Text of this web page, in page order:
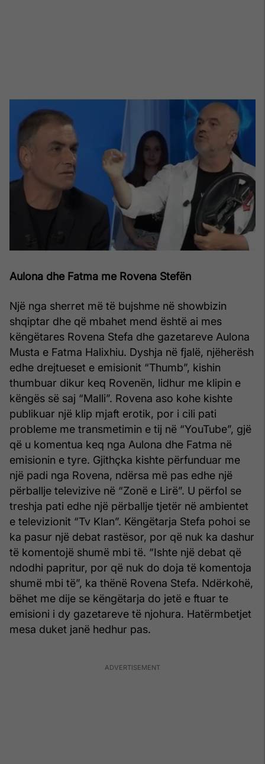
Aulona dhe Fatma me Rovena Stefën
Një nga sherret më të bujshme në showbizin
shqiptar dhe që mbahet mend është ai mes
këngëtares Rovena Stefa dhe gazetareve Aulona
Musta e Fatma Halixhiu. Dyshja në fjalë, njëherësh
edhe drejtueset e emisionit “Thumb”, kishin
thumbuar dikur keq Rovenën, lidhur me klipin e
këngës së saj “Malli”. Rovena aso kohe kishte
publikuar një klip mjaft erotik, por i cili pati
probleme me transmetimin e tij në “YouTube”, gjë
që u komentua keq nga Aulona dhe Fatma në
emisionin e tyre. Gjithçka kishte përfunduar me
një padi nga Rovena, ndërsa më pas edhe një
përballje televizive në “Zonë e Lirë”. U përfol se
treshja pati edhe një përballje tjetër në ambientet
e televizionit “Tv Klan”. Këngëtarja Stefa pohoi se
ka pasur një debat rastësor, por që nuk ka dashur
të komentojë shumë mbi të. “Ishte një debat që
ndodhi papritur, por që nuk do doja të komentoja
shumë mbi të”, ka thënë Rovena Stefa. Ndërkohë,
bëhet me dije se këngëtarja do jetë e ftuar te
emisioni i dy gazetareve të njohura. Hatërmbetjet
mesa duket janë hedhur pas.